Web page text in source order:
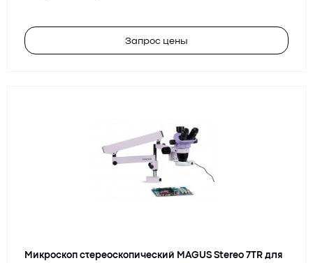
Запрос цены
Микроскоп стереоскопический MAGUS Stereo 7TR для